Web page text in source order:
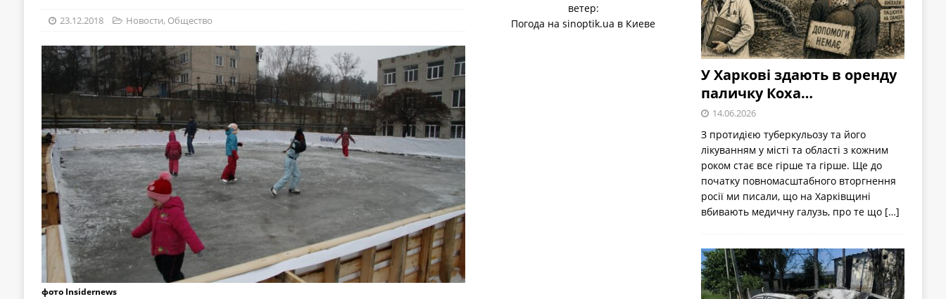
23.12.2018 Новости, Общество
фото Insidernews
ветер:
Погода наsinoptik.ua в Киеве
У Харкові здають в оренду
паличку Коха…
14.06.2026
З протидією туберкульозу та його
лікуванням у місті та області з кожним
роком стає все гірше та гірше. Ще до
початку повномасштабного вторгнення
росії ми писали, що на Харківщині
вбивають медичну галузь, про те що […]